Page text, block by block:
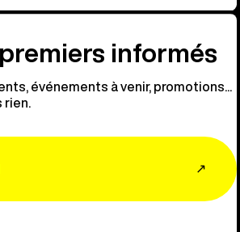
informés
événements à venir, promotions...
rien.
↗